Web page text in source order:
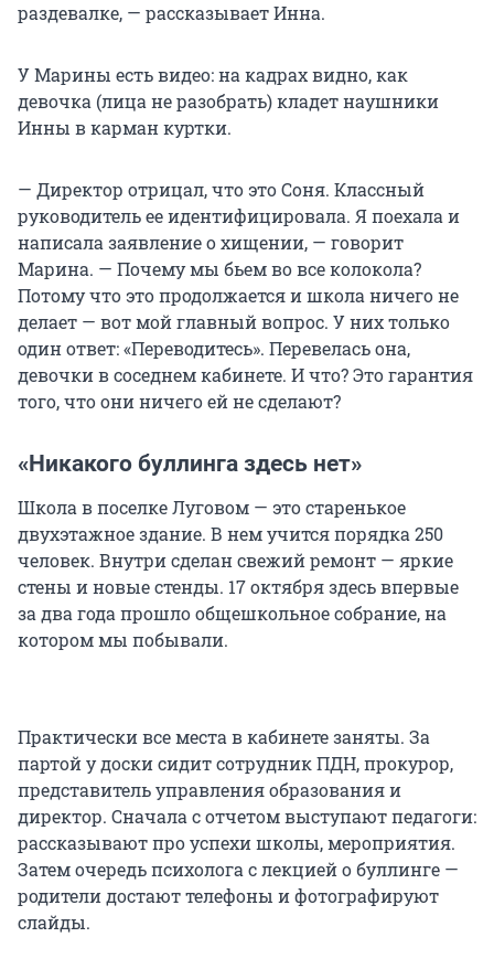
раздевалке, — рассказывает Инна.
У Марины есть видео: на кадрах видно, как
девочка (лица не разобрать) кладет наушники
Инны в карман куртки.
— Директор отрицал, что это Соня. Классный
руководитель ее идентифицировала. Я поехала и
написала заявление о хищении, — говорит
Марина. — Почему мы бьем во все колокола?
Потому что это продолжается и школа ничего не
делает — вот мой главный вопрос. У них только
один ответ: «Переводитесь». Перевелась она,
девочки в соседнем кабинете. И что? Это гарантия
того, что они ничего ей не сделают?
«Никакого буллинга здесь нет»
Школа в поселке Луговом — это старенькое
двухэтажное здание. В нем учится порядка 250
человек. Внутри сделан свежий ремонт — яркие
стены и новые стенды. 17 октября здесь впервые
за два года прошло общешкольное собрание, на
котором мы побывали.
Практически все места в кабинете заняты. За
партой у доски сидит сотрудник ПДН, прокурор,
представитель управления образования и
директор. Сначала с отчетом выступают педагоги:
рассказывают про успехи школы, мероприятия.
Затем очередь психолога с лекцией о буллинге —
родители достают телефоны и фотографируют
слайды.